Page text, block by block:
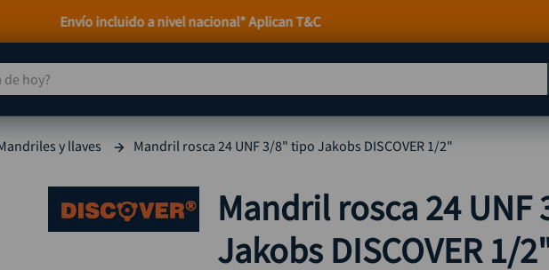
Aplican T&C
y llaves Mandril rosca 24 UNF 3/8" tipo Jakobs DISCOVER 1/2"
Mandril rosca 24
Jakobs DISCOVER 1/
TÉRMINOS MÁS BUSCADOS
1. taladro
compresor